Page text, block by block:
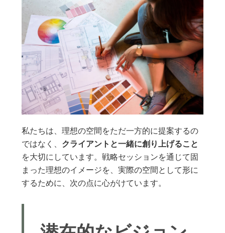
私たちは、理想の空間をただ一方的に提案するの
ではなく、 クライアントと一緒に創り上げること
を大切にしています。戦略セッションを通じて固
まった理想のイメージを、実際の空間として形に
するために、次の点に心がけています。